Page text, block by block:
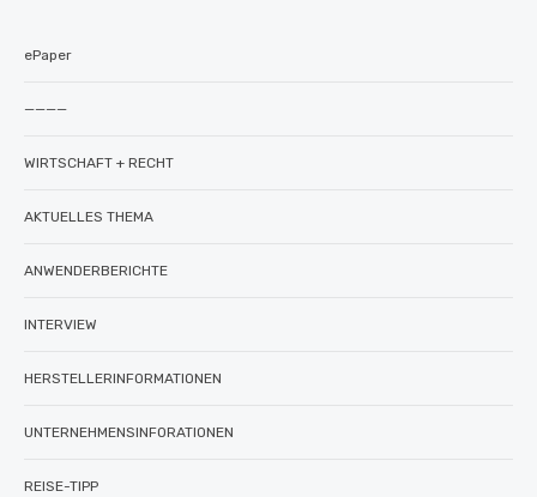
ePaper
————
WIRTSCHAFT + RECHT
AKTUELLES THEMA
ANWENDERBERICHTE
INTERVIEW
HERSTELLERINFORMATIONEN
UNTERNEHMENSINFORATIONEN
REISE-TIPP